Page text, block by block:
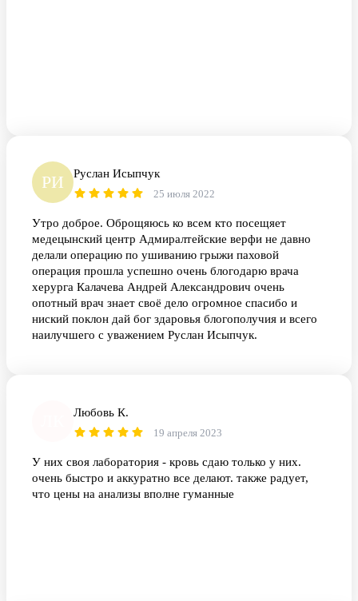
РИ Руслан Исыпчук
25 июля 2022
Утро доброе. Оброщяюсь ко всем кто посещяет
медецынский центр Адмиралтейские верфи не давно
делали операцию по ушиванию грыжи паховой
операция прошла успешно очень блогодарю врача
херурга Калачева Андрей Александрович очень
опотный врач знает своё дело огромное спасибо и
ниский поклон дай бог здаровья блогополучия и всего
наилучшего с уважением Руслан Исыпчук.
Любовь К.
19 апреля 2023
У них своя лаборатория - кровь сдаю только у них.
очень быстро и аккуратно все делают. также радует,
что цены на анализы вполне гуманные